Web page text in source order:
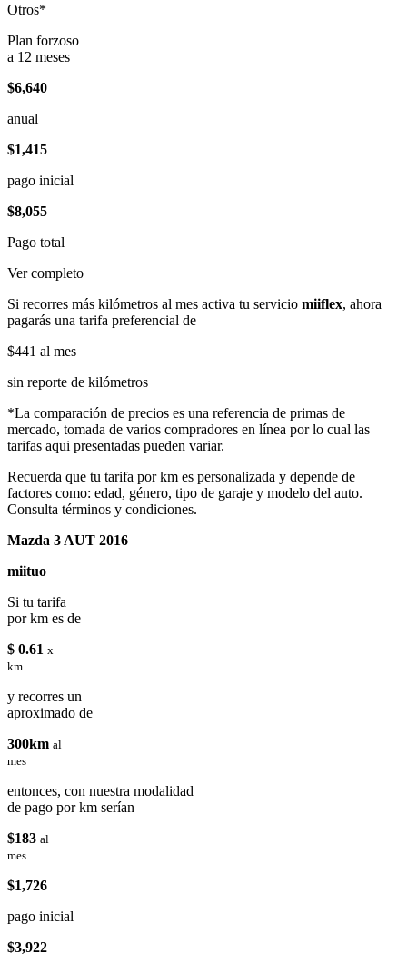
Otros*
Plan forzoso
a 12 meses
$6,640
anual
$1,415
pago inicial
$8,055
Pago total
Ver completo
Si recorres más kilómetros al mes activa tu servicio miiflex, ahora
pagarás una tarifa preferencial de
$441 al mes
sin reporte de kilómetros
*La comparación de precios es una referencia de primas de
mercado, tomada de varios compradores en línea por lo cual las
tarifas aqui presentadas pueden variar.
Recuerda que tu tarifa por km es personalizada y depende de
factores como: edad, género, tipo de garaje y modelo del auto.
Consulta términos y condiciones.
Mazda 3 AUT 2016
miituo
Si tu tarifa
por km es de
$ 0.61 x
km
y recorres un
aproximado de
300km al
mes
entonces, con nuestra modalidad
de pago por km serían
$183 al
mes
$1,726
pago inicial
$3,922